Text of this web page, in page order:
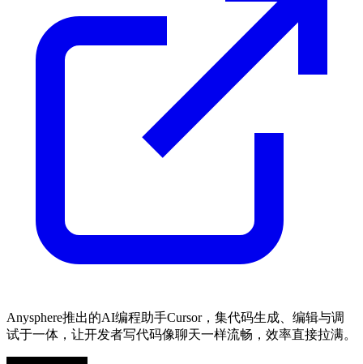
Anysphere推出的AI编程助手Cursor，集代码生成、编辑与调
试于一体，让开发者写代码像聊天一样流畅，效率直接拉满。